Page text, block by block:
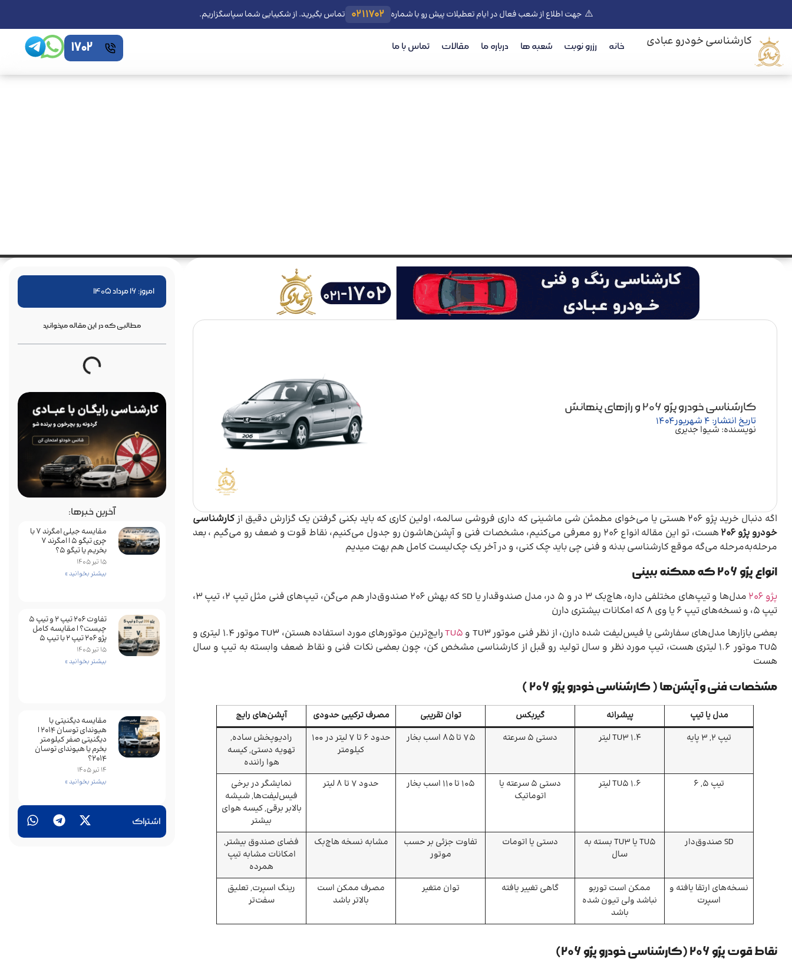
⚠️ جهت اطلاع از شعب فعال در ایام تعطیلات پیش رو با شماره 0211702 تماس بگیرید. از شکیبایی شما سپاسگزاریم.
کارشناسی خودرو عبادی خانه رزرو نوبت شعبه ها درباره ما مقالات تماس با ما 1702
کارشناسی خودرو پژو 206 و رازهای پنهانش
تاریخ انتشار: 4 شهریور 1404
نویسنده: شیوا جدیری
اگه دنبال خرید پژو 206 هستی یا می‌خوای مطمئن شی ماشینی که داری فروشی سالمه، اولین کاری که باید بکنی گرفتن یک گزارش دقیق از
کارشناسی
خودرو پژو 206
هست، تو این مقاله انواع 206 رو معرفی می‌کنیم، مشخصات فنی و آپشن‌هاشون رو جدول می‌کنیم، نقاط قوت و ضعف رو می‌گیم ، بعد
مرحله‌به‌مرحله می‌گه موقع کارشناسی بدنه و فنی چی باید چک کنی، و در آخر یک چک‌لیست کامل هم بهت میدیم
انواع پژو 206 که ممکنه ببینی
پژو 206
مدل‌ها و تیپ‌های مختلفی داره، هاچ‌بک 3 در و 5 در، مدل صندوقدار یا SD که بهش 206 صندوق‌دار هم می‌گن، تیپ‌های فنی مثل تیپ 2، تیپ 3،
تیپ 5، و نسخه‌های تیپ 6 یا وی 8 که امکانات بیشتری دارن
بعضی بازارها مدل‌های سفارشی یا فیس‌لیفت شده دارن، از نظر فنی موتور TU3 و
TU5
رایج‌ترین موتورهای مورد استفاده هستن، TU3 موتور 1.4 لیتری و
TU5 موتور 1.6 لیتری هست، تیپ مورد نظر و سال تولید رو قبل از کارشناسی مشخص کن، چون بعضی نکات فنی و نقاط ضعف وابسته به تیپ و سال
هست
مشخصات فنی و آپشن‌ها (کارشناسی خودرو پژو 206 )
مدل یا تیپ پیشرانه گیربکس توان تقریبی مصرف ترکیبی حدودی
آپشن‌های رایج
تیپ 2, 3 پایه
TU3 1.4 لیتر دستی 5 سرعته 75 تا 85 اسب بخار
حدود 6 تا 7 لیتر در 100
کیلومتر
رادیوپخش ساده,
تهویه دستی, کیسه
هوا راننده
تیپ 5, 6
TU5 1.6 لیتر
دستی 5 سرعته یا
اتوماتیک
105 تا 110 اسب بخار حدود 7 تا 8 لیتر
نمایشگر در برخی
فیس‌لیفت‌ها, شیشه
بالابر برقی, کیسه هوای
بیشتر
SD صندوق‌دار
TU5 یا TU3 بسته به
سال
دستی یا اتومات
تفاوت جزئی بر حسب
موتور
مشابه نسخه هاچ‌بک
فضای صندوق بیشتر,
امکانات مشابه تیپ
همرده
نسخه‌های ارتقا یافته و
اسپرت
ممکن است توربو
نباشد ولی تیون شده
باشد
گاهی تغییر یافته توان متغیر
مصرف ممکن است
بالاتر باشد
رینگ اسپرت, تعلیق
سفت‌تر
نقاط قوت پژو 206 ( کارشناسی خودرو پژو 206 )
اشتراک
امروز: 16 مرداد 1405
آخرین خبرها:
مقایسه جیلی امگرند 7 با
چری تیگو 5 | امگرند 7
بخریم یا تیگو 5؟
15 تیر 1405
بیشتر بخوانید »
تفاوت ۲۰۶ تیپ ۲ و تیپ ۵
چیست؟ | مقایسه کامل
پژو ۲۰۶ تیپ ۲ با تیپ ۵
15 تیر 1405
بیشتر بخوانید »
مقایسه دیگنیتی با
هیوندای توسان 2014 |
دیگنیتی صفر کیلومتر
بخرم یا هیوندای توسان
2014؟
14 تیر 1405
بیشتر بخوانید »
مطالبی که در این مقاله میخوانید